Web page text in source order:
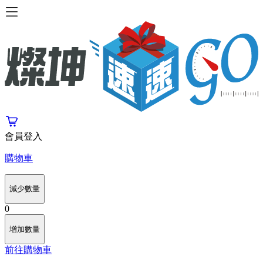
會員登入
購物車
減少數量
0
增加數量
前往購物車